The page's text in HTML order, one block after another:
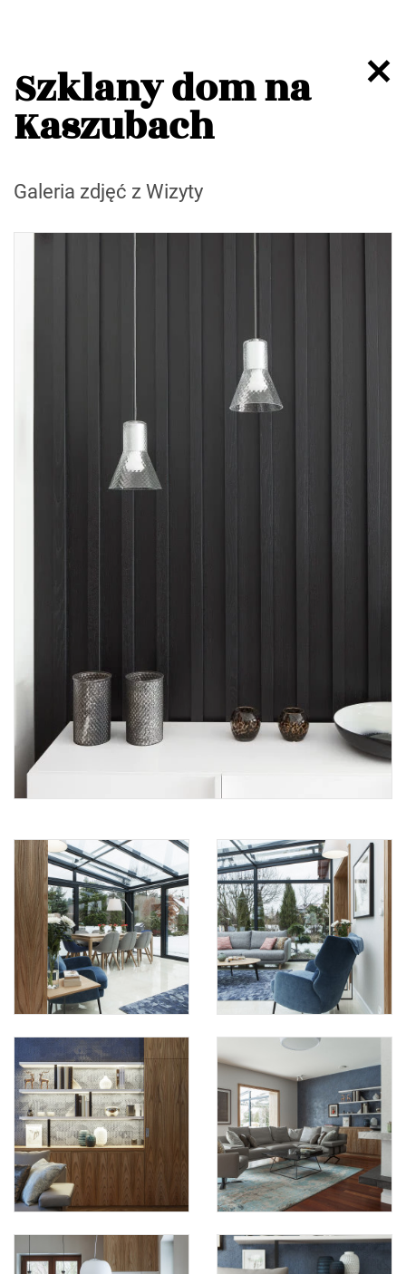
Szklany dom na
Kaszubach
Galeria zdjęć z Wizyty